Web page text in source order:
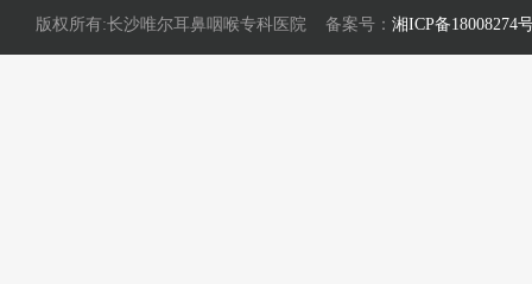
版权所有:长沙唯尔耳鼻咽喉专科医院 备案号： 湘ICP备18008274